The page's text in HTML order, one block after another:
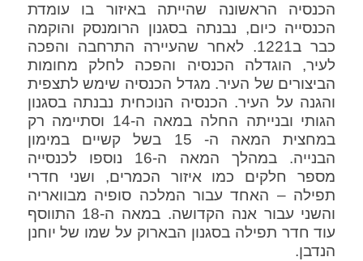
הכנסיה הראשונה שהייתה באיזור בו עומדת
הכנסייה כיום, נבנתה בסגנון הרומנסק והוקמה
כבר ב1221. לאחר שהעיירה התרחבה והפכה
לעיר, הוגדלה הכנסיה והפכה לחלק מחומות
הביצורים של העיר. מגדל הכנסיה שימש לתצפית
והגנה על העיר. הכנסיה הנוכחית נבנתה בסגנון
הגותי ובנייתה החלה במאה ה-14 וסתיימה רק
במחצית המאה ה- 15 בשל קשיים במימון
הבנייה. במהלך המאה ה-16 נוספו לכנסייה
מספר חלקים כמו איזור הכמרים, ושני חדרי
תפילה – האחד עבור המלכה סופיה מבוואריה
והשני עבור אנה הקדושה. במאה ה-18 התווסף
עוד חדר תפילה בסגנון הבארוק על שמו של יוחנן
הנדבן.